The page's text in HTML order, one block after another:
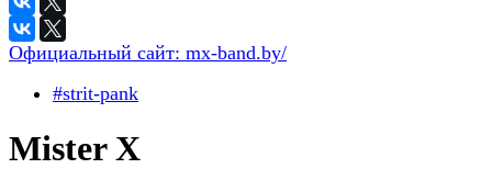
Официальный сайт: mx-band.by/
#strit-pank
Mister X